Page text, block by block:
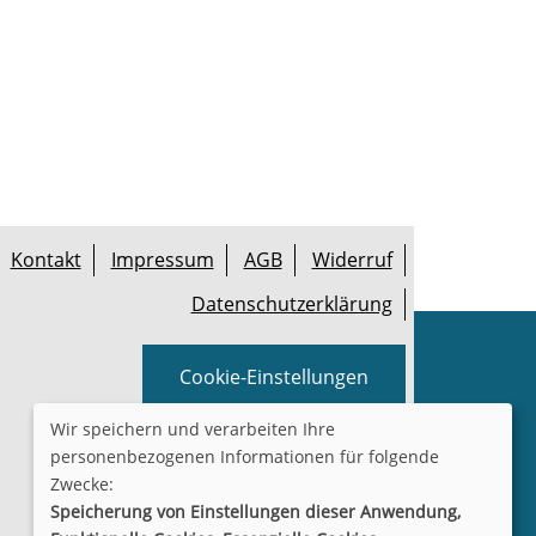
Kontakt Impressum AGB
Widerruf
Datenschutzerklärung
Cookie-Einstellungen
Wir speichern und verarbeiten Ihre
personenbezogenen Informationen für folgende
Zwecke:
Speicherung von Einstellungen dieser Anwendung,